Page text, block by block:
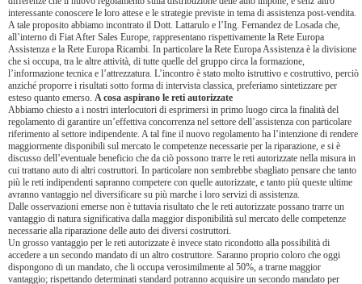
interessante conoscere le loro attese e le strategie previste in tema di assistenza post-vendita.
A tale proposito abbiamo incontrato il Dott. Lattarulo e l’Ing. Fernandez de Losada che,
all’interno di Fiat After Sales Europe, rappresentano rispettivamente la Rete Europa
Assistenza e la Rete Europa Ricambi. In particolare la Rete Europa Assistenza è la divisione
che si occupa, tra le altre attività, di tutte quelle del gruppo circa la formazione,
l’informazione tecnica e l’attrezzatura. L’incontro è stato molto istruttivo e costruttivo, perciò
anziché proporre i risultati sotto forma di intervista classica, preferiamo sintetizzare per
esteso quanto emerso. A cosa aspirano le reti autorizzate
Abbiamo chiesto a i nostri interlocutori di esprimersi in primo luogo circa la finalità del
regolamento di garantire un’effettiva concorrenza nel settore dell’assistenza con particolare
riferimento al settore indipendente. A tal fine il nuovo regolamento ha l’intenzione di rendere
maggiormente disponibili sul mercato le competenze necessarie per la riparazione, e si è
discusso dell’eventuale beneficio che da ciò possono trarre le reti autorizzate nella misura in
cui trattano auto di altri costruttori. In particolare non sembrebbe sbagliato pensare che tanto
più le reti indipendenti sapranno competere con quelle autorizzate, e tanto più queste ultime
avranno vantaggio nel diversificare su più marche i loro servizi di assistenza.
Dalle osservazioni emerse non è tuttavia risultato che le reti autorizzate possano trarre un
vantaggio di natura significativa dalla maggior disponibilità sul mercato delle competenze
necessarie alla riparazione delle auto dei diversi costruttori.
Un grosso vantaggio per le reti autorizzate è invece stato ricondotto alla possibilità di
accedere a un secondo mandato di un altro costruttore. Saranno proprio coloro che oggi
dispongono di un mandato, che li occupa verosimilmente al 50%, a trarne maggior
vantaggio; rispettando determinati standard potranno acquisire un secondo mandato per